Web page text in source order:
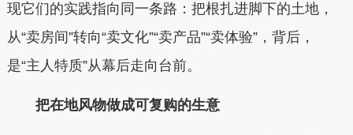
现它们的实践指向同一条路：把根扎进脚下的土地，
从“卖房间”转向“卖文化”“卖产品”“卖体验”，背后，
是“主人特质”从幕后走向台前。
把在地风物做成可复购的生意